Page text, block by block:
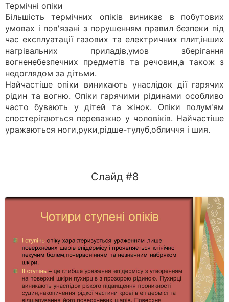
Термічні опіки
Більшість термічних опіків виникає в побутових
умовах і пов'язані з порушенням правил безпеки під
час експлуатації газових та електричних плит,інших
нагрівальних приладів,умов зберігання
вогненебезпечних предметів та речовин,а також з
недоглядом за дітьми.
Найчастіше опіки виникають унаслідок дії гарячих
рідин та вогню. Опіки гарячими рідинами особливо
часто бувають у дітей та жінок. Опіки полум'ям
спостерігаються переважно у чоловіків. Найчастіше
уражаються ноги,руки,рідше-тулуб,обличчя і шия.
Слайд #8